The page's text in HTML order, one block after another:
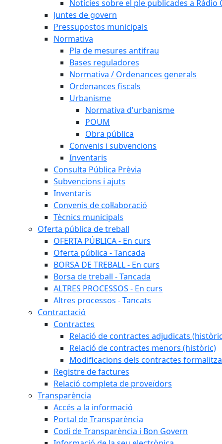
Notícies sobre el ple publicades a Ràdio
Juntes de govern
Pressupostos municipals
Normativa
Pla de mesures antifrau
Bases reguladores
Normativa / Ordenances generals
Ordenances fiscals
Urbanisme
Normativa d'urbanisme
POUM
Obra pública
Convenis i subvencions
Inventaris
Consulta Pública Prèvia
Subvencions i ajuts
Inventaris
Convenis de col·laboració
Tècnics municipals
Oferta pública de treball
OFERTA PÚBLICA - En curs
Oferta pública - Tancada
BORSA DE TREBALL - En curs
Borsa de treball - Tancada
ALTRES PROCESSOS - En curs
Altres processos - Tancats
Contractació
Contractes
Relació de contractes adjudicats
Relació de contractes menors (històric)
Modificacions dels contractes
Registre de factures
Relació completa de proveïdors
Transparència
Accés a la informació
Portal de Transparència
Codi de Transparència i Bon Govern